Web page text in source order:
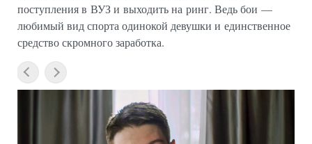
поступления в ВУЗ и выходить на ринг. Ведь бои —
любимый вид спорта одинокой девушки и единственное
средство скромного заработка.